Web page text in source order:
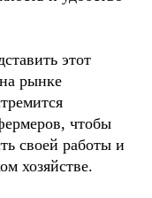
этот
рынке
чтобы
своей работы и
хозяйстве.